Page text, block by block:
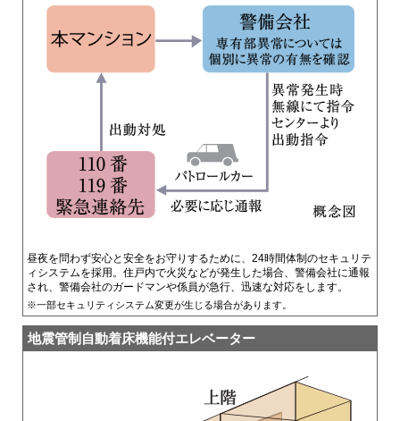
昼夜を問わず安心と安全をお守りするために、24時間体制のセキュリテ
ィシステムを採用。住戸内で火災などが発生した場合、警備会社に通報
され、警備会社のガードマンや係員が急行、迅速な対応をします。
※一部セキュリティシステム変更が生じる場合があります。
地震管制自動着床機能付エレベーター